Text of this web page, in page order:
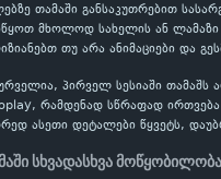
თამაში განსაკუთრებით
მხოლოდ სახელის ან ლამაზი
თუ არა ანიმაციები და
პირველ სესიაში
რამდენად სწრაფად
ასეთი დეტალები წყვეტს,
სხვადასხვა